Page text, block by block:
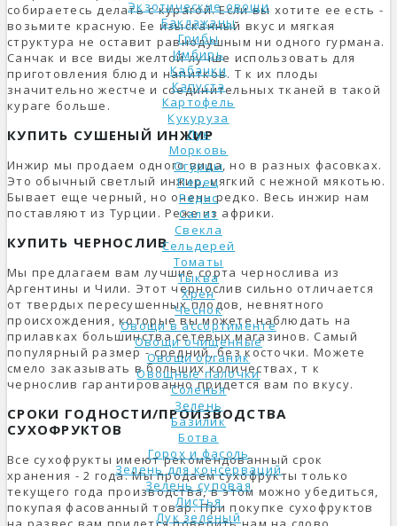
Экзотические овощи
Баклажаны
Грибы
Имбирь
Кабачки
Капуста
Картофель
Кукуруза
Лук
Морковь
Огурцы
Перец
Редис
Салат
Свекла
Сельдерей
Томаты
Тыква
Хрен
Чеснок
Овощи в ассортименте
Овощи очищенные
Овощи органик
Овощные палочки
Соленья
Зелень
Базилик
Ботва
Горох и фасоль
Зелень для консерваций
Зелень суповая
Листья
Лук зеленый
собираетесь делать с курагой. Если вы хотите ее есть -
возьмите красную. Ее изысканный вкус и мягкая
структура не оставит равнодушным ни одного гурмана.
Санчак и все виды желтой лучше использовать для
приготовления блюд и напитков. Т к их плоды
значительно жестче и соединительных тканей в такой
кураге больше.
КУПИТЬ СУШЕНЫЙ ИНЖИР
Инжир мы продаем одного вида, но в разных фасовках.
Это обычный светлый инжир, мягкий с нежной мякотью.
Бывает еще черный, но очень редко. Весь инжир нам
поставляют из Турции. Реже из африки.
КУПИТЬ ЧЕРНОСЛИВ
Мы предлагаем вам лучшие сорта чернослива из
Аргентины и Чили. Этот чернослив сильно отличается
от твердых пересушенных плодов, невнятного
происхождения, которые вы можете наблюдать на
прилавках большинства сетевых магазинов. Самый
популярный размер - средний, без косточки. Можете
смело заказывать в больших количествах, т к
чернослив гарантированно придется вам по вкусу.
СРОКИ ГОДНОСТИ/ПРОИЗВОДСТВА
СУХОФРУКТОВ
Все сухофрукты имеют рекомендованный срок
хранения - 2 года. Мы продаем сухофрукты только
текущего года производства, в этом можно убедиться,
покупая фасованный товар. При покупке сухофруктов